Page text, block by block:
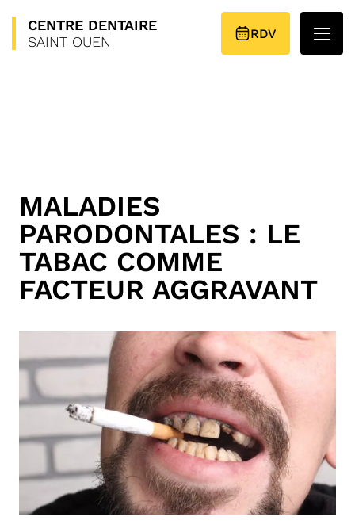
CENTRE DENTAIRE
SAINT OUEN
RDV
PLAN D’ACCÈS
MALADIES
PARODONTALES : LE
TABAC COMME
FACTEUR AGGRAVANT